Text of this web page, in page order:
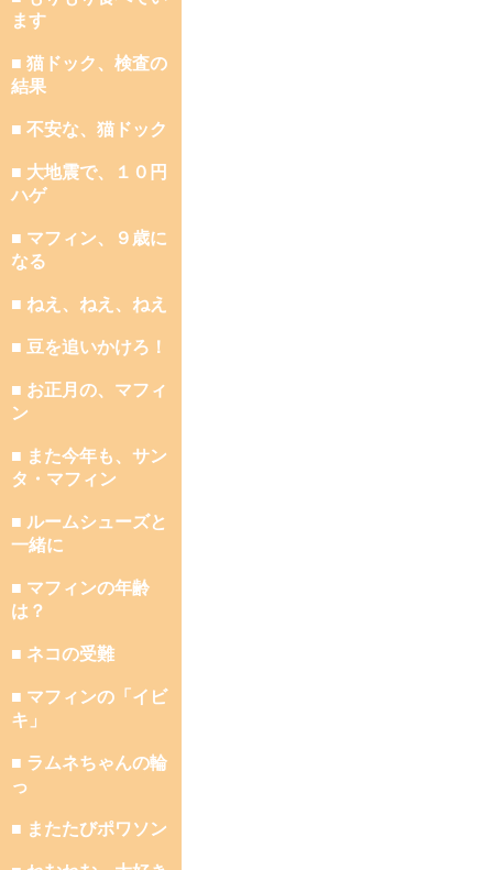
ます
■ 猫ドック、検査の
結果
■ 不安な、猫ドック
■ 大地震で、１０円
ハゲ
■ マフィン、９歳に
なる
■ ねえ、ねえ、ねえ
■ 豆を追いかけろ！
■ お正月の、マフィ
ン
■ また今年も、サン
タ・マフィン
■ ルームシューズと
一緒に
■ マフィンの年齢
は？
■ ネコの受難
■ マフィンの「イビ
キ」
■ ラムネちゃんの輪
っ
■ またたびポワソン